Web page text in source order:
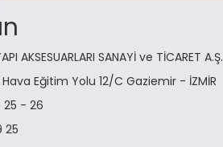
AKSESUARLARI SANAYİ ve TİCARET A.Ş.
Eğitim Yolu 12/C Gaziemir - İZMİR
25 - 26
25